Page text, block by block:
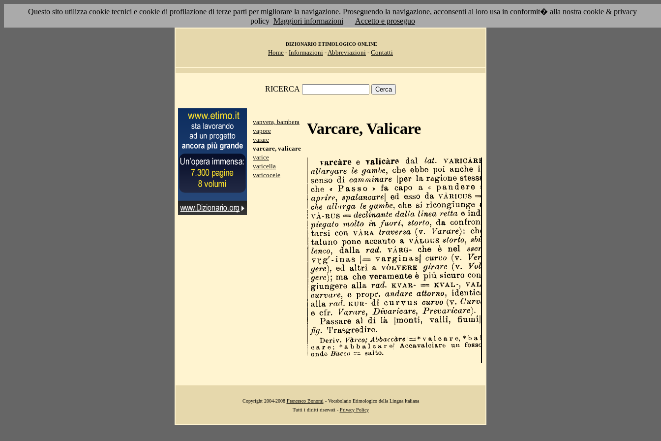
Questo sito utilizza cookie tecnici e cookie di profilazione di terze parti per migliorare la navigazione. Proseguendo la navigazione, acconsenti al loro usa in conformit� alla nostra cookie & privacy
policy Maggiori informazioni Accetto e proseguo
DIZIONARIO ETIMOLOGICO ONLINE
Home - Informazioni -Abbreviazioni - Contatti
RICERCA
vanvera, bambera
vapore
varare
varcare, valicare
varice
varicella
varicocele
Varcare, Valicare
Copyright 2004-2008 Francesco Bonomi - Vocabolario Etimologico della Lingua Italiana
Tutti i diritti riservati - Privacy Policy